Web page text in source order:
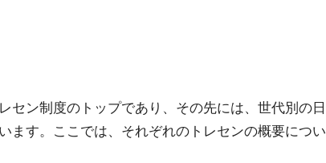
セン制度のトップであり、その先には、世代別の日
ます。ここでは、それぞれのトレセンの概要につい